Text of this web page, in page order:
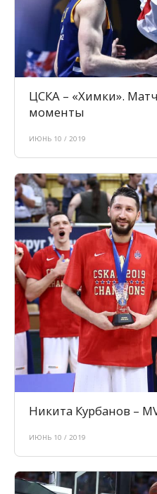
ЦСКА – «Химки».
моменты
ИЮНЬ 10 / 2019
Никита Курбанов –
ИЮНЬ 10 / 2019